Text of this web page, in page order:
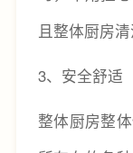
且整体厨房
3、安全舒适
整体厨房整